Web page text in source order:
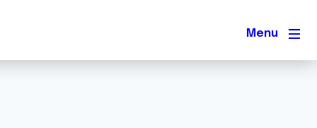
Menu